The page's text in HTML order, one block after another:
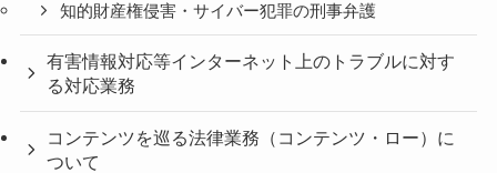
知的財産権侵害・サイバー犯罪の刑事弁護
有害情報対応等インターネット上のトラブルに対す
る対応業務
コンテンツを巡る法律業務（コンテンツ・ロー）に
ついて